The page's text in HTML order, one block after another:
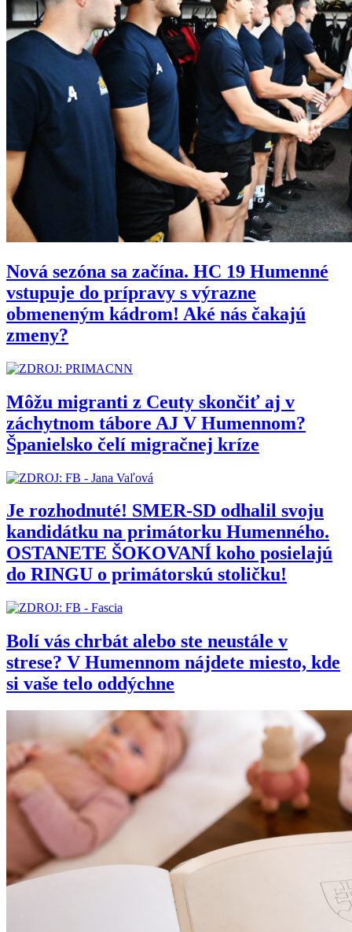
Nová sezóna sa začína. HC 19 Humenné
vstupuje do prípravy s výrazne
obmeneným kádrom! Aké nás čakajú
zmeny?
Môžu migranti z Ceuty skončiť aj v
záchytnom tábore AJ V Humennom?
Španielsko čelí migračnej kríze
Je rozhodnuté! SMER-SD odhalil svoju
kandidátku na primátorku Humenného.
OSTANETE ŠOKOVANÍ koho posielajú
do RINGU o primátorskú stoličku!
Bolí vás chrbát alebo ste neustále v
strese? V Humennom nájdete miesto, kde
si vaše telo oddýchne